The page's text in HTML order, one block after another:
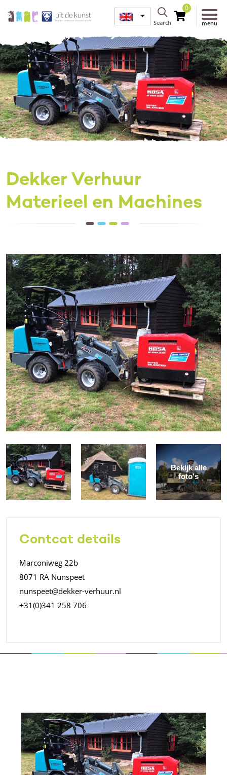
Search
0
menu
Dekker Verhuur
Materieel en Machines
Bekijk alle
foto's
Contcat details
Marconiweg 22b
8071 RA Nunspeet
nunspeet@dekker-verhuur.nl
+31(0)341 258 706